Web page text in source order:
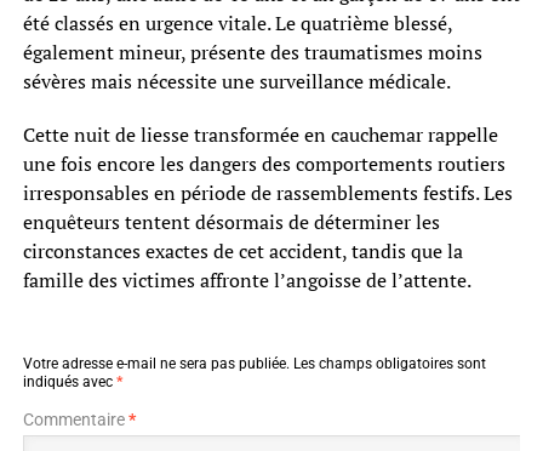
été classés en urgence vitale. Le quatrième blessé,
également mineur, présente des traumatismes moins
sévères mais nécessite une surveillance médicale.
Cette nuit de liesse transformée en cauchemar rappelle
une fois encore les dangers des comportements routiers
irresponsables en période de rassemblements festifs. Les
enquêteurs tentent désormais de déterminer les
circonstances exactes de cet accident, tandis que la
famille des victimes affronte l’angoisse de l’attente.
Votre adresse e-mail ne sera pas publiée. Les champs obligatoires sont
indiqués avec *
Commentaire*